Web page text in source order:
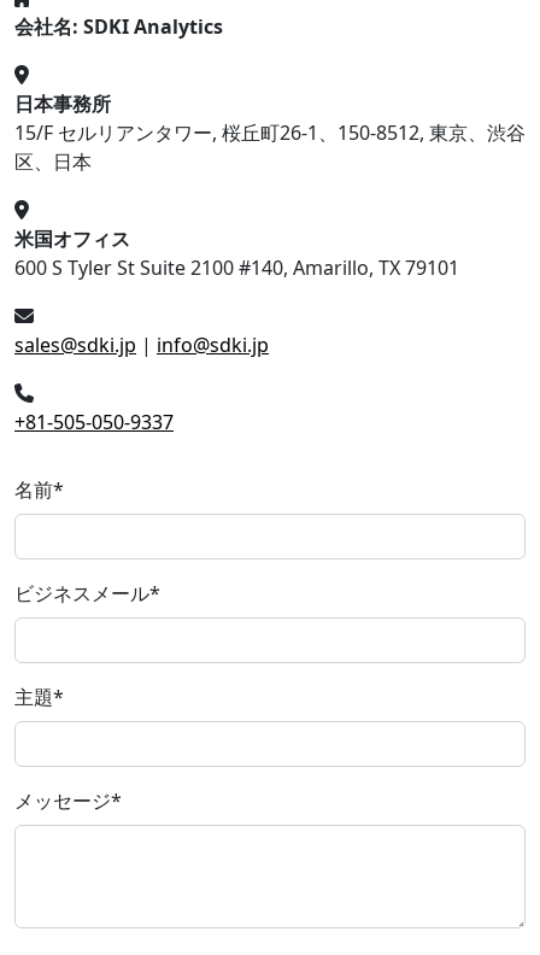
会社名: SDKI Analytics
日本事務所
15/F セルリアンタワー, 桜丘町26-1、150-8512, 東京、渋谷
区、日本
米国オフィス
600 S Tyler St Suite 2100 #140, Amarillo, TX 79101
sales@sdki.jp | info@sdki.jp
+81-505-050-9337
名前*
ビジネスメール*
主題*
メッセージ*